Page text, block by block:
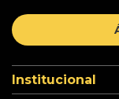
Institucional